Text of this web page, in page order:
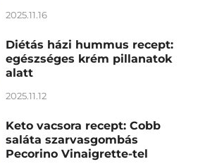
2025.11.16
Diétás házi hummus recept:
egészséges krém pillanatok
alatt
2025.11.12
Keto vacsora recept: Cobb
saláta szarvasgombás
Pecorino Vinaigrette-tel